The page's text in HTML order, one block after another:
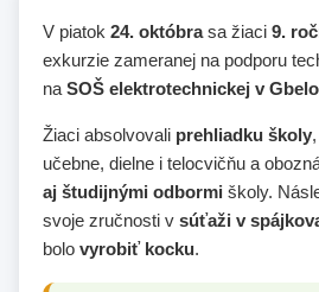
V piatok 24. októbrasa žiaci 9.
exkurzie zameranej na podporu
na SOŠ elektrotechnickej v
Žiaci absolvovali prehliadku školy
učebne, dielne i telocvičňu a
aj študijnými odbormi školy.
svoje zručnosti v súťaži v
bolo vyrobiť kocku.